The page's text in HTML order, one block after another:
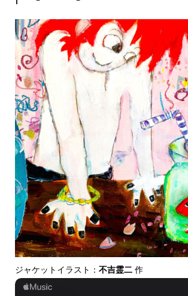
ジャケットイラスト： 不吉霊二作